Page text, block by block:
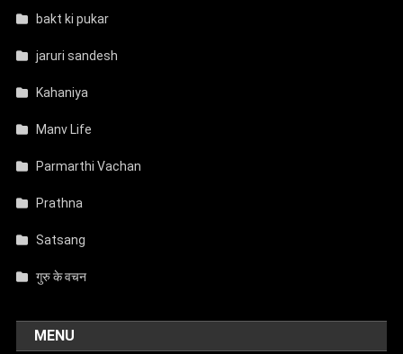
bakt ki pukar
jaruri sandesh
Kahaniya
Manv Life
Parmarthi Vachan
Prathna
Satsang
गुरु के वचन
MENU